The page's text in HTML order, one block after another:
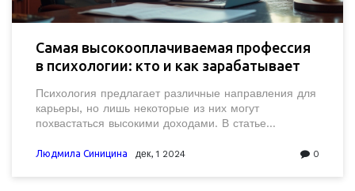
Самая высокооплачиваемая профессия
в психологии: кто и как зарабатывает
Психология предлагает различные направления для
карьеры, но лишь некоторые из них могут
похвастаться высокими доходами. В статье
являются наиболее прибыльными и какие факторы
Людмила Синицина дек, 1 2024 0